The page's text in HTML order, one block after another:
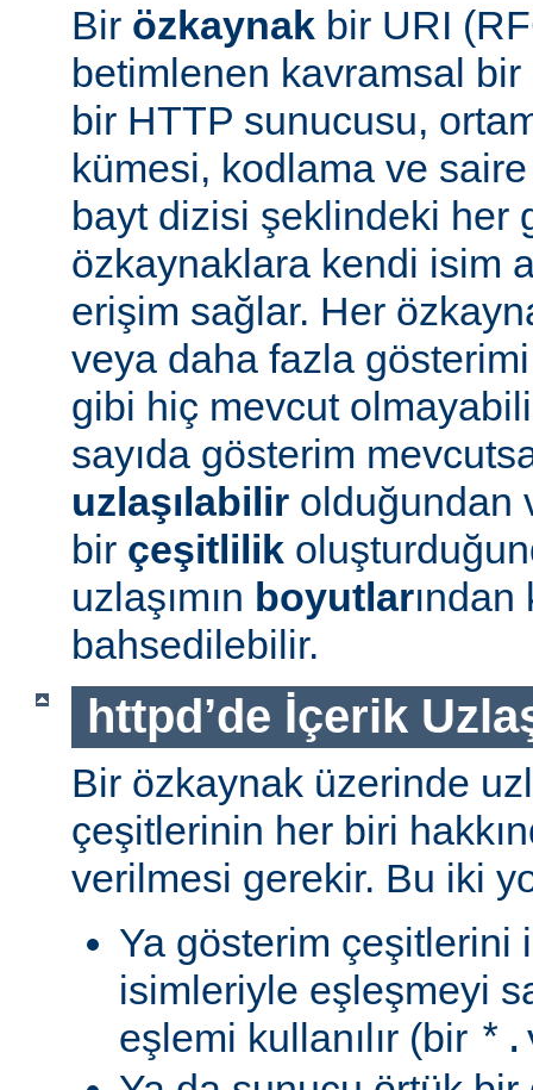
Bir özkaynak bir URI
betimlenen kavramsal
bir HTTP sunucusu,
kümesi, kodlama ve saire
bayt dizisi şeklindeki her
özkaynaklara kendi isim
erişim sağlar. Her
veya daha fazla
gibi hiç mevcut
sayıda gösterim
uzlaşılabilir olduğundan
bir çeşitlilik
uzlaşımın boyutlarından
bahsedilebilir.
httpd’de İçerik
Bir özkaynak üzerinde
çeşitlerinin her biri
verilmesi gerekir. Bu iki
Ya gösterim çeşitlerini
isimleriyle eşleşmeyi
eşlemi kullanılır (bir